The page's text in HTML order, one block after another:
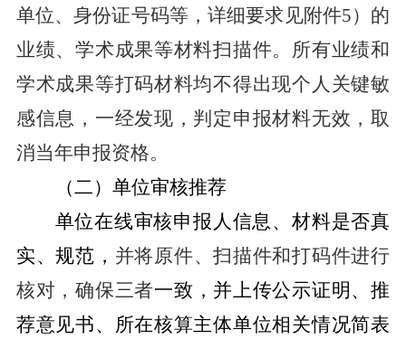
单位、身份证号码等，详细要求见附件5）的
业绩、学术成果等材料扫描件。所有业绩和
学术成果等打码材料均不得出现个人关键敏
感信息，一经发现，判定申报材料无效，取
消当年申报资格。
（二）单位审核推荐
单位在线审核申报人信息、材料是否真
实、规范， 并将原件、扫描件和打码件进行
核对，确保三者一致， 并上传公示证明、推
荐意见书、所在核算主体单位相关情况简表